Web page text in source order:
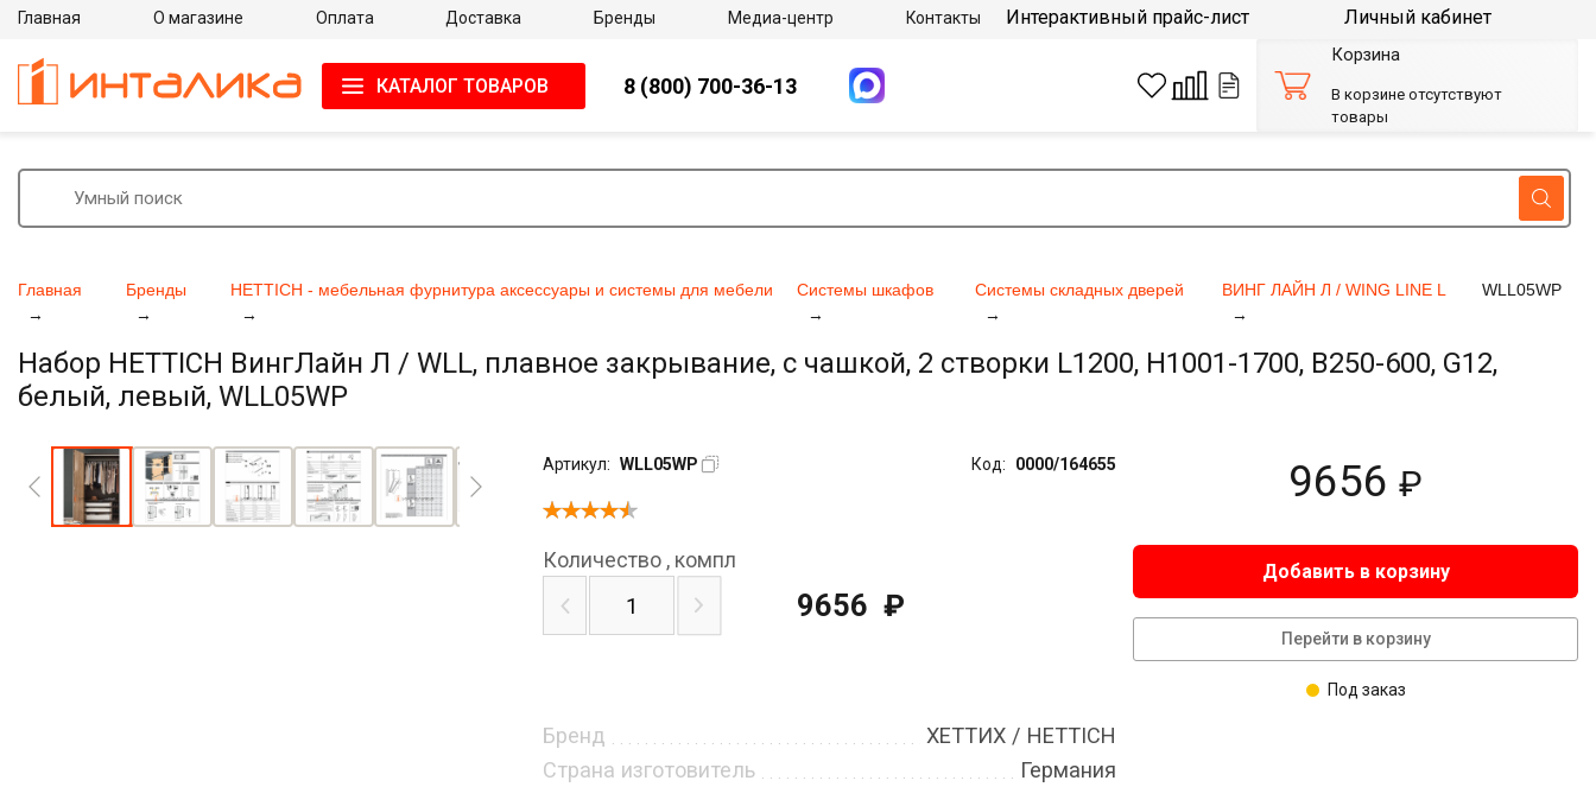
Главная Бренды HETTICH - мебельная фурнитура аксессуары и системы для мебели Системы шкафов Системы складных дверей ВИНГ ЛАЙН Л / WING LINE L WLL05WP
Набор HETTICH ВингЛайн Л / WLL, плавное закрывание, с чашкой, 2 створки L1200, H1001-1700, B250-600, G12,
белый, левый, WLL05WP
Артикул: WLL05WP Код: 0000/164655 9656 ₽
Бренд
ХЕТТИХ / HETTICH
Страна изготовитель
Германия
Количество , компл
9656 ₽
Добавить в корзину
Перейти в корзину
Под заказ
Главная О магазине Оплата Доставка Бренды Медиа-центр Контакты Интерактивный прайс-лист Личный кабинет
КАТАЛОГ ТОВАРОВ 8 (800) 700-36-13
Корзина
В корзине отсутствуют
товары